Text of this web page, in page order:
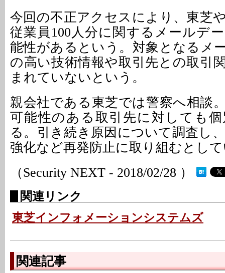
今回の不正アクセスにより、東芝
従業員100人分に関するメールデ
能性があるという。対象となるメ
の高い技術情報や取引先との取引
まれていないという。
親会社である東芝では警察へ相談
可能性のある取引先に対しても
る。引き続き原因について調査し
強化など再発防止に取り組むとし
（Security NEXT - 2018/02/28 ）
関連リンク
東芝インフォメーションシステムズ
関連記事